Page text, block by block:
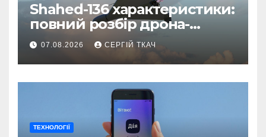
Shahed-136 характеристики:
повний розбір дрона-
камікадзе
07.08.2026 СЕРГІЙ ТКАЧ
ТЕХНОЛОГІЇ